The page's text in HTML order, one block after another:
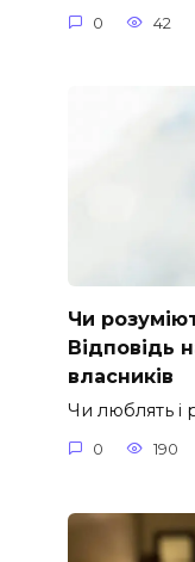
0 42
Чи
Відповідь
власників
Чи люблять і
0 190